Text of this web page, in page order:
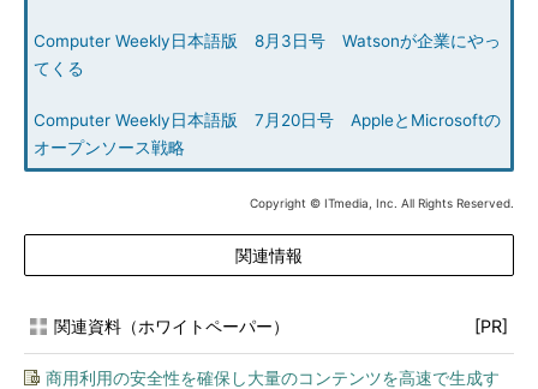
Computer Weekly日本語版 8月3日号 Watsonが企業にやっ
てくる
Computer Weekly日本語版 7月20日号 AppleとMicrosoftの
オープンソース戦略
Copyright © ITmedia, Inc. All Rights Reserved.
関連情報
関連資料（ホワイトペーパー） [PR]
商用利用の安全性を確保し大量のコンテンツを高速で生成す